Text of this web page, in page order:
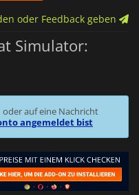
oder Feedback geben
Simulator:
auf eine Nachricht
angemeldet bist